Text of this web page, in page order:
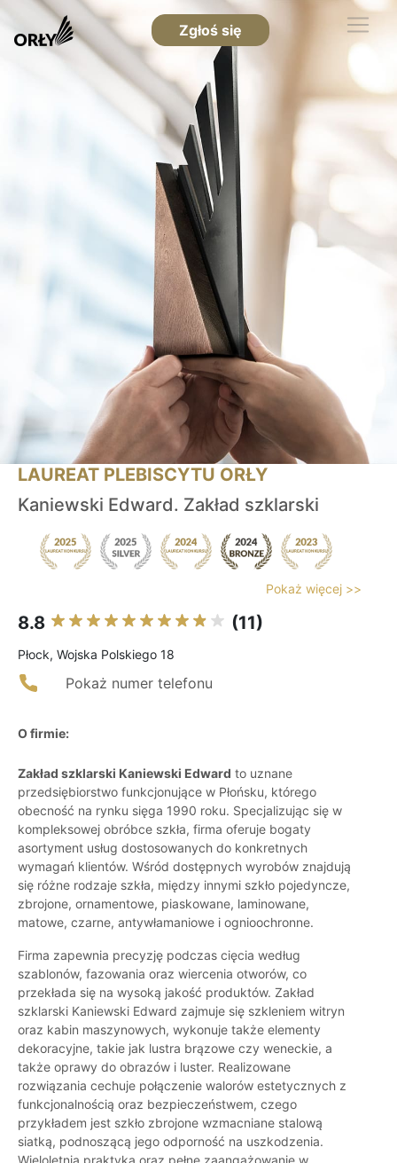
Zgłoś się
LAUREAT PLEBISCYTU ORŁY
Kaniewski Edward. Zakład szklarski
Pokaż więcej >>
8.8 (11)
Płock, Wojska Polskiego 18
Pokaż numer telefonu
O firmie:
Zakład szklarski Kaniewski Edward to uznane
przedsiębiorstwo funkcjonujące w Płońsku, którego
obecność na rynku sięga 1990 roku. Specjalizując się w
kompleksowej obróbce szkła, firma oferuje bogaty
asortyment usług dostosowanych do konkretnych
wymagań klientów. Wśród dostępnych wyrobów znajdują
się różne rodzaje szkła, między innymi szkło pojedyncze,
zbrojone, ornamentowe, piaskowane, laminowane,
matowe, czarne, antywłamaniowe i ognioochronne.
Firma zapewnia precyzję podczas cięcia według
szablonów, fazowania oraz wiercenia otworów, co
przekłada się na wysoką jakość produktów. Zakład
szklarski Kaniewski Edward zajmuje się szkleniem witryn
oraz kabin maszynowych, wykonuje także elementy
dekoracyjne, takie jak lustra brązowe czy weneckie, a
także oprawy do obrazów i luster. Realizowane
rozwiązania cechuje połączenie walorów estetycznych z
funkcjonalnością oraz bezpieczeństwem, czego
przykładem jest szkło zbrojone wzmacniane stalową
siatką, podnoszącą jego odporność na uszkodzenia.
Wieloletnia praktyka oraz pełne zaangażowanie w